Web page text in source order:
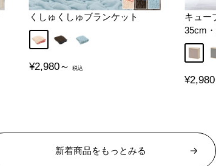
くしゅくしゅブランケット
アイボリー
ブラウン
ブルー
販
¥2,980～
キュー
35cm
販
¥2,980
新着商品をもっとみる